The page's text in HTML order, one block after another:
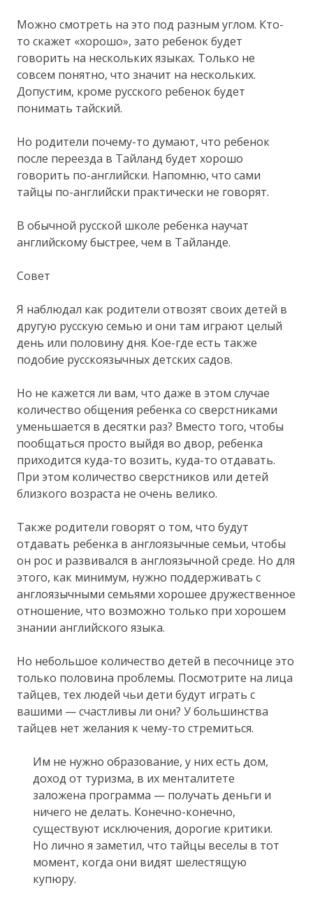
Можно смотреть на это под разным углом. Кто-
то скажет «хорошо», зато ребенок будет
говорить на нескольких языках. Только не
совсем понятно, что значит на нескольких.
Допустим, кроме русского ребенок будет
понимать тайский.
Но родители почему-то думают, что ребенок
после переезда в Тайланд будет хорошо
говорить по-английски. Напомню, что сами
тайцы по-английски практически не говорят.
В обычной русской школе ребенка научат
английскому быстрее, чем в Тайланде.
Совет
Я наблюдал как родители отвозят своих детей в
другую русскую семью и они там играют целый
день или половину дня. Кое-где есть также
подобие русскоязычных детских садов.
Но не кажется ли вам, что даже в этом случае
количество общения ребенка со сверстниками
уменьшается в десятки раз? Вместо того, чтобы
пообщаться просто выйдя во двор, ребенка
приходится куда-то возить, куда-то отдавать.
При этом количество сверстников или детей
близкого возраста не очень велико.
Также родители говорят о том, что будут
отдавать ребенка в англоязычные семьи, чтобы
он рос и развивался в англоязычной среде. Но для
этого, как минимум, нужно поддерживать с
англоязычными семьями хорошее дружественное
отношение, что возможно только при хорошем
знании английского языка.
Но небольшое количество детей в песочнице это
только половина проблемы. Посмотрите на лица
тайцев, тех людей чьи дети будут играть с
вашими — счастливы ли они? У большинства
тайцев нет желания к чему-то стремиться.
Им не нужно образование, у них есть дом,
доход от туризма, в их менталитете
заложена программа — получать деньги и
ничего не делать. Конечно-конечно,
существуют исключения, дорогие критики.
Но лично я заметил, что тайцы веселы в тот
момент, когда они видят шелестящую
купюру.